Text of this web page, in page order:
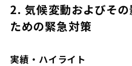
2. 気候変動およびそ
ための緊急対策
実績・ハイライト